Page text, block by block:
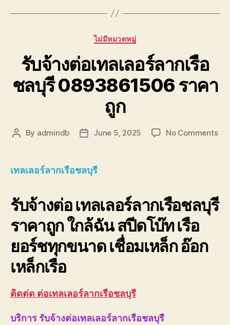
Categories
ไม่มีหมวดหมู่
รับจ้างต่อเทลเลอร์ลากเรือ
ชลบุรี 0893861506 ราคา
ถูก
Post
By admindb
PostJune 5, 2025 No Commentson
ลาก
เรือ
เทลเลอร์ลากเรือชลบุรี
รับจ้างต่อ เทลเลอร์ลากเรือชลบุรี
ราคาถูก ใกล้ฉัน สปีดโบ๊ท เรือ
ยอร์ชทุกขนาด เชื่อมเหล็ก อ๊อก
เหล็กเรือ
ติดต่ด ต่อเทลเลอร์ลากเรือชลบุรี
บริการ รับจ้างต่อเทลเลอร์ลากเรือชลบุรี